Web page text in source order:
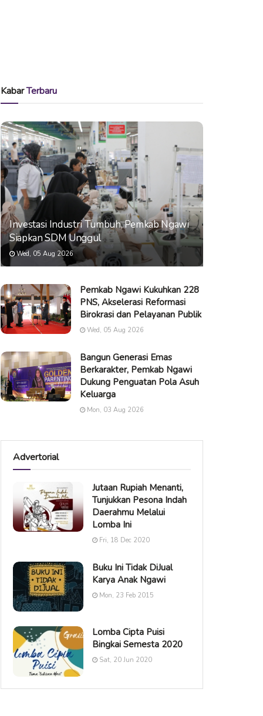
KabarTerbaru
Investasi Industri Tumbuh, Pemkab Ngawi
Siapkan SDM Unggul
Wed, 05 Aug 2026
Pemkab Ngawi Kukuhkan 228
PNS, Akselerasi Reformasi
Birokrasi dan Pelayanan Publik
Wed, 05 Aug 2026
Bangun Generasi Emas
Berkarakter, Pemkab Ngawi
Dukung Penguatan Pola Asuh
Keluarga
Mon, 03 Aug 2026
Advertorial
Jutaan Rupiah Menanti,
Tunjukkan Pesona Indah
Daerahmu Melalui
Lomba Ini
Fri, 18 Dec 2020
Buku Ini Tidak DiJual
Karya Anak Ngawi
Mon, 23 Feb 2015
Lomba Cipta Puisi
Bingkai Semesta 2020
Sat, 20 Jun 2020